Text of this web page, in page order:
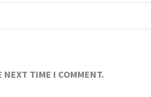
NEXT TIME I COMMENT.